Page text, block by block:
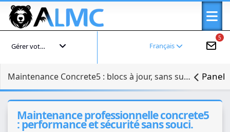
5
Français
Gérer votre compte
Maintenance Concrete5 : blocs à jour, sans surprise Panel
Maintenance professionnelle concrete5
: performance et sécurité sans souci.